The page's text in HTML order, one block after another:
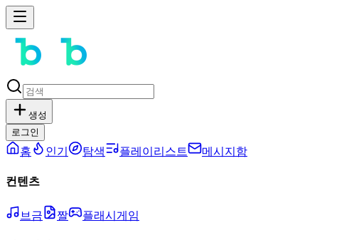
생성
로그인
홈 인기 탐색 플레이리스트 메시지함
컨텐츠
브금 짤 플래시게임